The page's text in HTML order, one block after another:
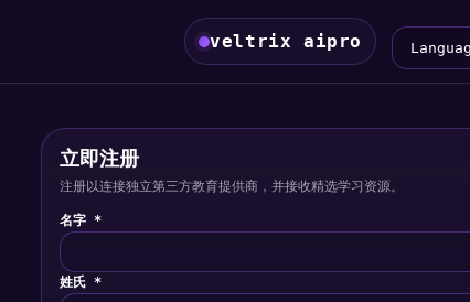
veltrix aipro Language
立即注册
注册以连接独立第三方教育提供商，并接收精选学习资源。
名字 *
姓氏 *